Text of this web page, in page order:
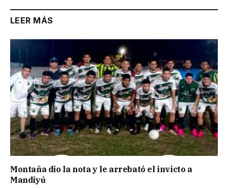
LEER MÁS
Montaña dio la nota y le arrebató el invicto a
Mandiyú